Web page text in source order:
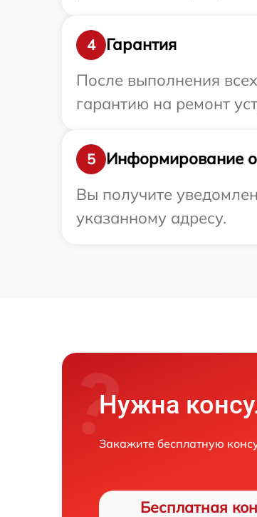
4
Гарантия
После выполнения
гарантию на ремонт
5
Информирование о
Вы получите
указанному адресу.
Нужна
Закажите бесплатную
Бесплатная